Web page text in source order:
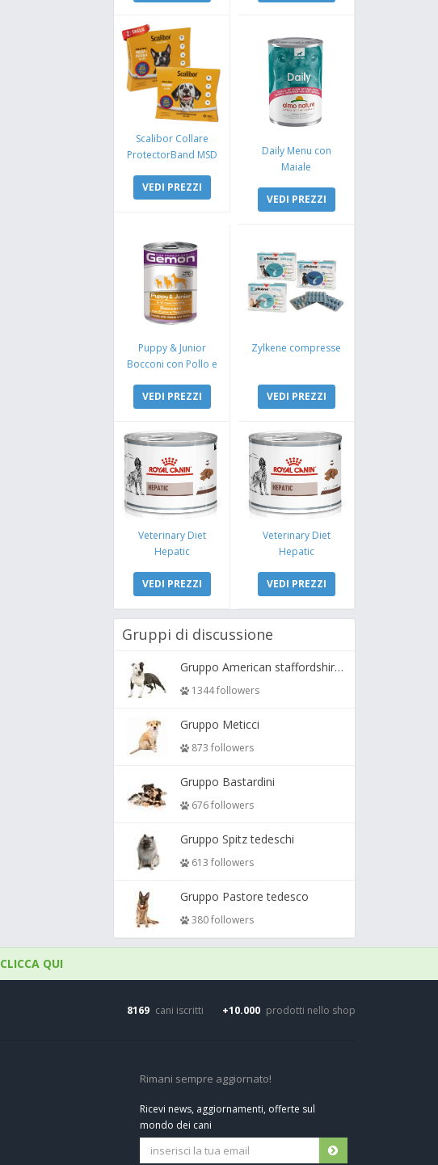
Scalibor Collare
ProtectorBand MSD
VEDI PREZZI
Daily Menu con
Maiale
VEDI PREZZI
Puppy & Junior
Bocconi con Pollo e
VEDI PREZZI
Zylkene compresse
VEDI PREZZI
Veterinary Diet
Hepatic
VEDI PREZZI
Veterinary Diet
Hepatic
VEDI PREZZI
Gruppi di discussione
Gruppo American staffordshire terrier ( amstaff, amastaff )
1344 followers
Gruppo Meticci
873 followers
Gruppo Bastardini
676 followers
Gruppo Spitz tedeschi
613 followers
Gruppo Pastore tedesco
380 followers
CLICCA QUI
8169 cani iscritti +10.000 prodotti nello shop
Rimani sempre aggiornato!
Ricevi news, aggiornamenti, offerte sul
mondo dei cani